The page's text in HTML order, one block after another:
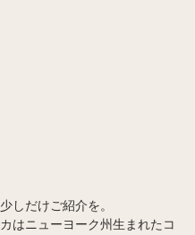
しだけご紹介を。
はニューヨーク州生まれたコ